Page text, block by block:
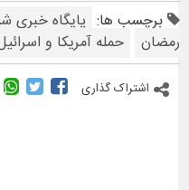
برچسب ها: پایگاه خبری
رمضان
حمله آمریکا و
اشتراک گذاری